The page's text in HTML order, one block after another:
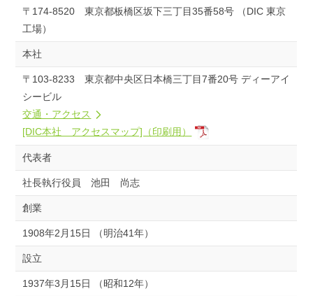
〒174-8520 東京都板橋区坂下三丁目35番58号 （DIC 東京
工場）
本社
〒103-8233 東京都中央区日本橋三丁目7番20号 ディーアイ
シービル
交通・アクセス
[DIC本社 アクセスマップ]（印刷用）
代表者
社長執行役員 池田 尚志
創業
1908年2月15日 （明治41年）
設立
1937年3月15日 （昭和12年）